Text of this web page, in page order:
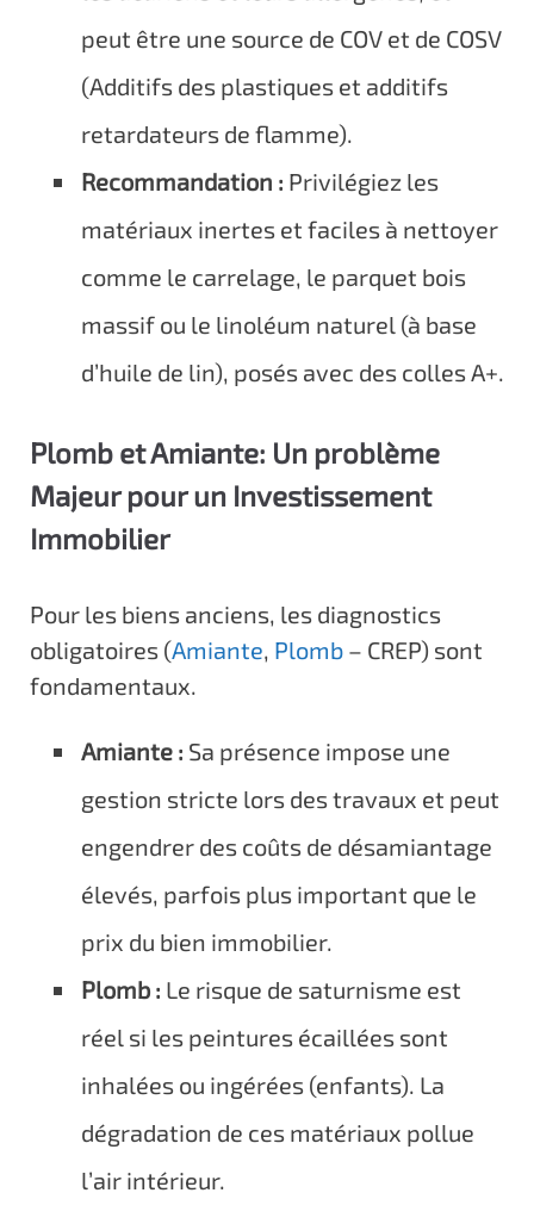
peut être une source de COV et de COSV
(Additifs des plastiques et additifs
retardateurs de flamme).
Recommandation : Privilégiez les
matériaux inertes et faciles à nettoyer
comme le carrelage, le parquet bois
massif ou le linoléum naturel (à base
d’huile de lin), posés avec des colles A+.
Plomb et Amiante: Un problème
Majeur pour un Investissement
Immobilier
Pour les biens anciens, les diagnostics
obligatoires (Amiante, Plomb – CREP) sont
fondamentaux.
Amiante : Sa présence impose une
gestion stricte lors des travaux et peut
engendrer des coûts de désamiantage
élevés, parfois plus important que le
prix du bien immobilier.
Plomb : Le risque de saturnisme est
réel si les peintures écaillées sont
inhalées ou ingérées (enfants). La
dégradation de ces matériaux pollue
l’air intérieur.